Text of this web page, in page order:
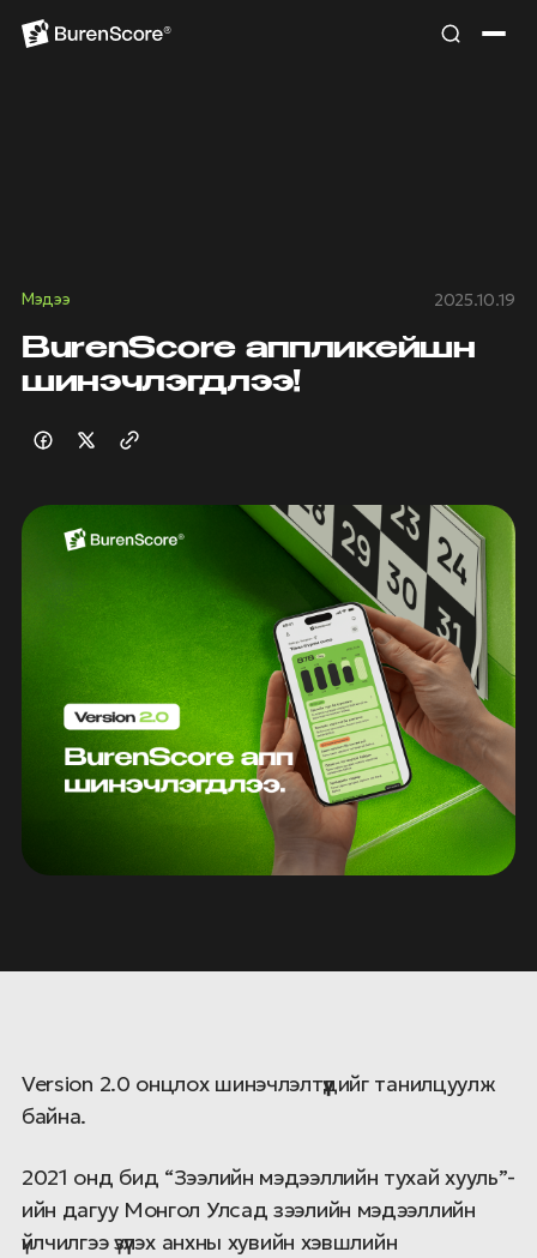
Мэдээ 2025.10.19
BurenScore аппликейшн
шинэчлэгдлээ!
Version 2.0 онцлох шинэчлэлтүүдийг танилцуулж
байна.
2021 онд бид “Зээлийн мэдээллийн тухай хууль”-
ийн дагуу Монгол Улсад зээлийн мэдээллийн
үйлчилгээ үзүүлэх анхны хувийн хэвшлийн